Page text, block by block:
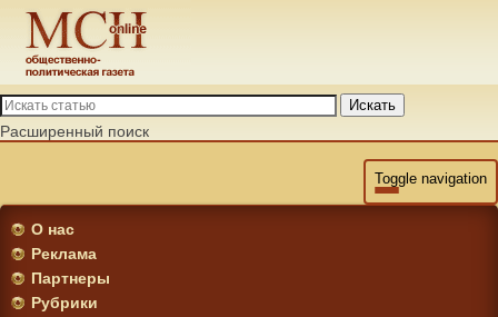
Искать
Расширенный поиск
Toggle navigation
О нас
Реклама
Партнеры
Рубрики